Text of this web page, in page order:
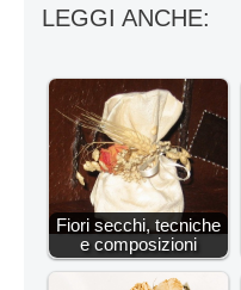
LEGGI ANCHE:
Fiori secchi, tecniche
e composizioni